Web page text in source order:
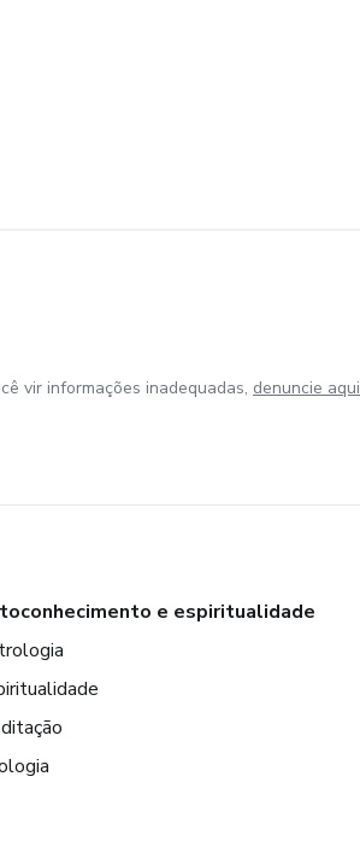
vir informações inadequadas, denuncie aqui
e espiritualidade